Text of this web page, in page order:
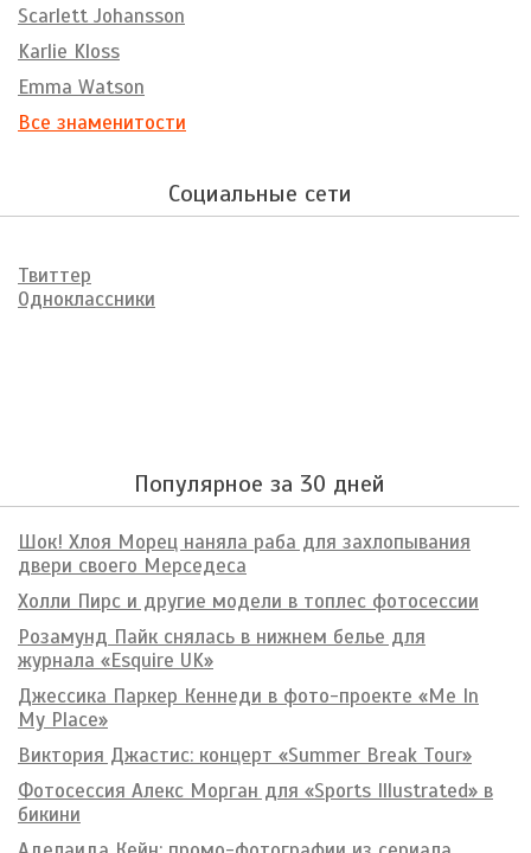
Scarlett Johansson
Karlie Kloss
Emma Watson
Все знаменитости
Социальные сети
Твиттер
Одноклассники
Популярное за 30 дней
Шок! Хлоя Морец наняла раба для захлопывания
двери своего Мерседеса
Холли Пирс и другие модели в топлес фотосессии
Розамунд Пайк снялась в нижнем белье для
журнала «Esquire UK»
Джессика Паркер Кеннеди в фото-проекте «Me In
My Place»
Виктория Джастис: концерт «Summer Break Tour»
Фотосессия Алекс Морган для «Sports Illustrated» в
бикини